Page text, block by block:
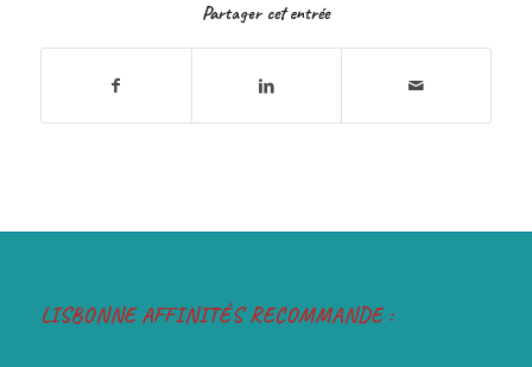
Partager cet entrée
LISBONNE AFFINITÉS RECOMMANDE :